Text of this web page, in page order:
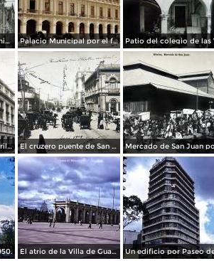
La Iglesia de Santo Domingo. Palacio Municipal por el fotografo Hugo Brehme..
Edicicio de los ferrocarriles. El cruzero puente de San Francisco y Guardiola por el fotografo Felix Miret.
El atrio de la Villa de Guadalupe 1950.